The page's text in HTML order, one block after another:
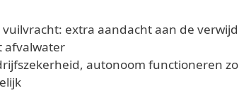
extra aandacht aan de
afvalwater
autonoom functioneren